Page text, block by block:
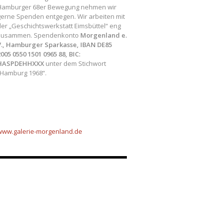
68er Bewegung nehmen wir
Spenden entgegen. Wir arbeiten mit
„Geschichtswerkstatt Eimsbüttel“ eng
Spendenkonto Morgenland e.
Hamburger Sparkasse, IBAN DE85
0550 1501 0965 88, BIC:
unter dem Stichwort
1968“.
morgenland.de